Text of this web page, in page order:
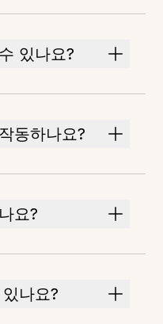
있나요?
동하나요?
요?
나요?